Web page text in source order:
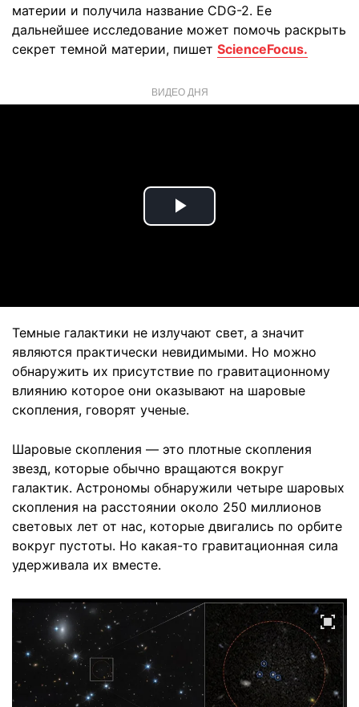
материи и получила название CDG-2. Ее
дальнейшее исследование может помочь раскрыть
секрет темной материи, пишет ScienceFocus.
ВИДЕО ДНЯ
Play
Темные галактики не излучают свет, а значит
являются практически невидимыми. Но можно
обнаружить их присутствие по гравитационному
влиянию которое они оказывают на шаровые
скопления, говорят ученые.
Шаровые скопления — это плотные скопления
звезд, которые обычно вращаются вокруг
галактик. Астрономы обнаружили четыре шаровых
скопления на расстоянии около 250 миллионов
световых лет от нас, которые двигались по орбите
вокруг пустоты. Но какая-то гравитационная сила
удерживала их вместе.